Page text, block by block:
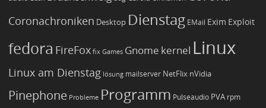
Coronachroniken Desktop Dienstag EMail Exim Exploit
fedora FireFox fix Games Gnome kernel Linux
Linux am Dienstag lösung mailserver NetFlix nVidia
Pinephone Probleme Programm Pulseaudio PVA rpm